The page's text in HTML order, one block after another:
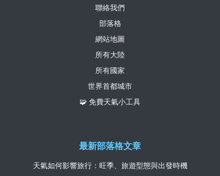
聯絡我們
部落格
網站地圖
所有大陸
所有國家
世界首都城市
🧩 免費天氣小工具
最新部落格文章
天氣如何影響旅行：旺季、旅遊型態與出發時機